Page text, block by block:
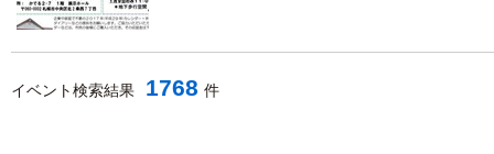
イベント検索結果 1768 件